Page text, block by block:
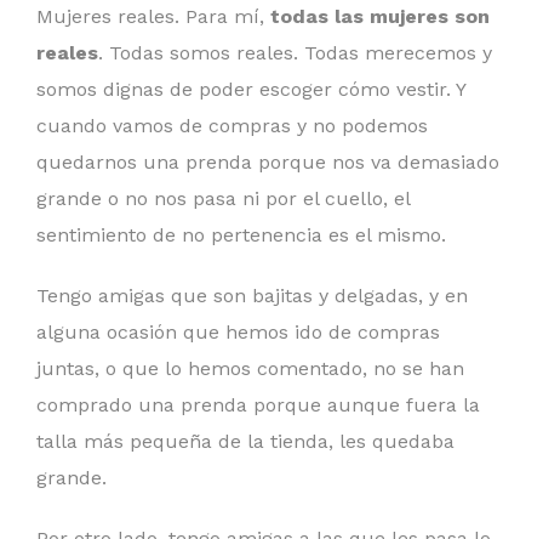
Mujeres reales. Para mí, todas las mujeres son
reales. Todas somos reales. Todas merecemos y
somos dignas de poder escoger cómo vestir. Y
cuando vamos de compras y no podemos
quedarnos una prenda porque nos va demasiado
grande o no nos pasa ni por el cuello, el
sentimiento de no pertenencia es el mismo.
Tengo amigas que son bajitas y delgadas, y en
alguna ocasión que hemos ido de compras
juntas, o que lo hemos comentado, no se han
comprado una prenda porque aunque fuera la
talla más pequeña de la tienda, les quedaba
grande.